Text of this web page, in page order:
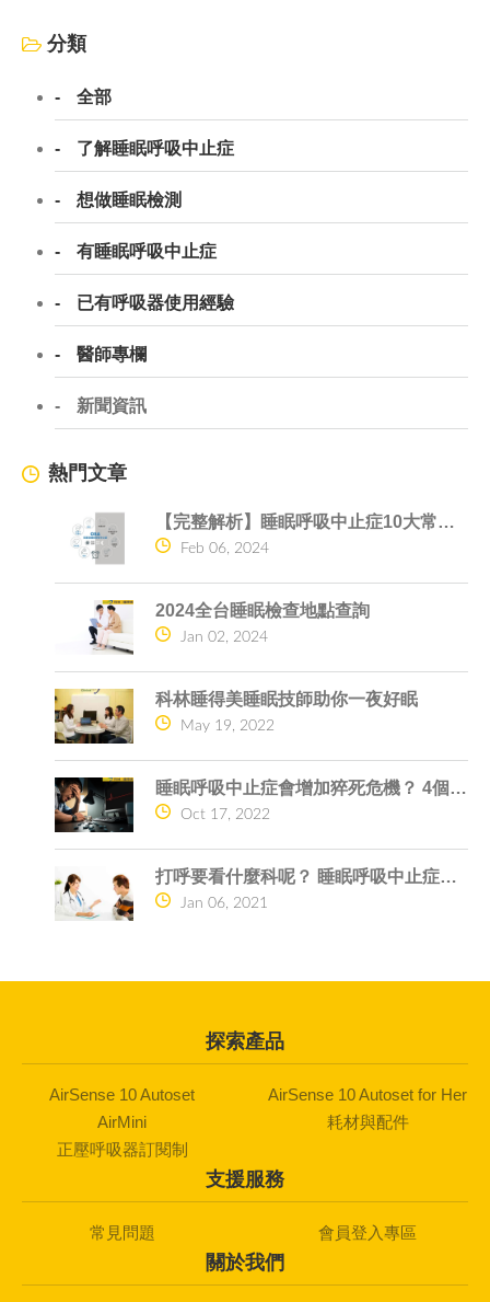
分類
全部
了解睡眠呼吸中止症
想做睡眠檢測
有睡眠呼吸中止症
已有呼吸器使用經驗
醫師專欄
新聞資訊
熱門文章
【完整解析】睡眠呼吸中止症10大常見問題一次搞懂
Feb 06, 2024
2024全台睡眠檢查地點查詢
Jan 02, 2024
科林睡得美睡眠技師助你一夜好眠
May 19, 2022
睡眠呼吸中止症會增加猝死危機？ 4個原因告訴你
Oct 17, 2022
打呼要看什麼科呢？ 睡眠呼吸中止症的危險
Jan 06, 2021
探索產品
AirSense 10 Autoset
AirSense 10 Autoset for Her
AirMini
耗材與配件
正壓呼吸器訂閱制
支援服務
常見問題 會員登入專區
關於我們